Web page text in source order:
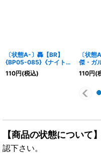
〔状態A-〕轟【BR】
{BP05-085}《ナイトメ
ア》
110円(税込)
〔状
傑・ガ
{BP20-
110円(
【商品の状態について】
認下さい。